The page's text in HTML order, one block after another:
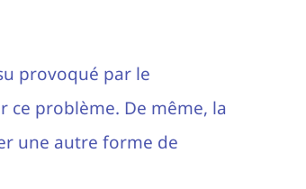
provoqué par le
problème. De même, la
une autre forme de